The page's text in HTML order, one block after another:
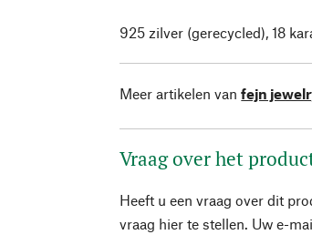
925 zilver (gerecycled), 18
Meer artikelen van fejn
Vraag over het
Heeft u een vraag over dit
vraag hier te stellen. Uw e-